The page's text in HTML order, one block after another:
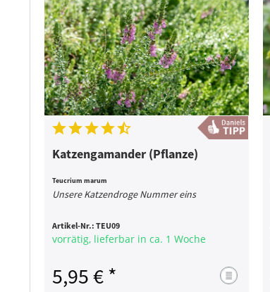
Katzengamander (Pflanze)
Teucrium marum
Unsere Katzendroge Nummer eins
Artikel-Nr.: TEU09
vorrätig, lieferbar in ca. 1 Woche
5,95 € *